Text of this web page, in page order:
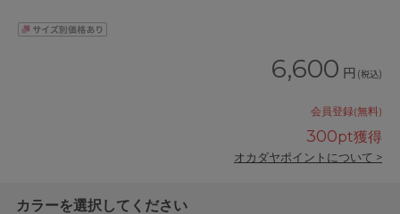
6,600 円 (税込)
会員登録(無料)
300pt獲得
オカダヤポイントについて >
カラーを選択してください